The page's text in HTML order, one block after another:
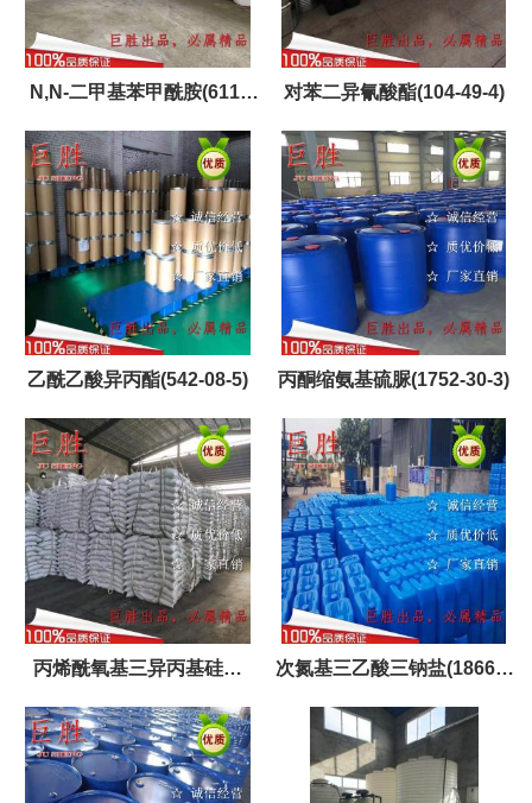
N,N-二甲基苯甲酰胺(611-
74-5)
对苯二异氰酸酯(104-49-4)
乙酰乙酸异丙酯(542-08-5) 丙酮缩氨基硫脲(1752-30-3)
丙烯酰氧基三异丙基硅烷
(157859-20-6)
次氮基三乙酸三钠盐(18662-
53-8)